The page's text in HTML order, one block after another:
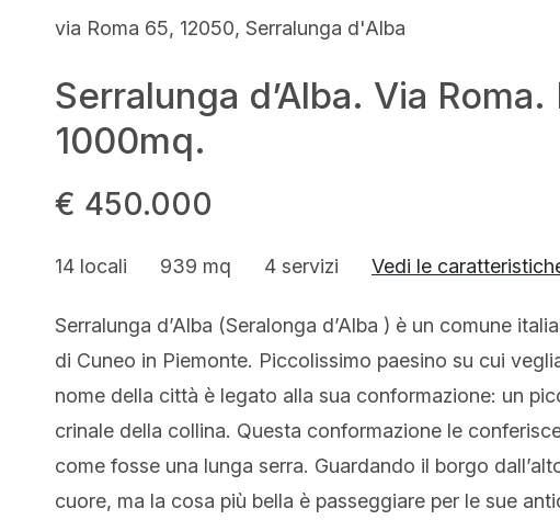
via Roma 65, 12050, Serralunga d'Alba
Serralunga d’Alba. Via
1000mq.
€ 450.000
14 locali 939 mq 4 servizi Vedi le
Serralunga d’Alba (Seralonga d’Alba ) è un comune
di Cuneo in Piemonte. Piccolissimo paesino su cui
nome della città è legato alla sua conformazione: un
crinale della collina. Questa conformazione le
come fosse una lunga serra. Guardando il borgo
cuore, ma la cosa più bella è passeggiare per le sue